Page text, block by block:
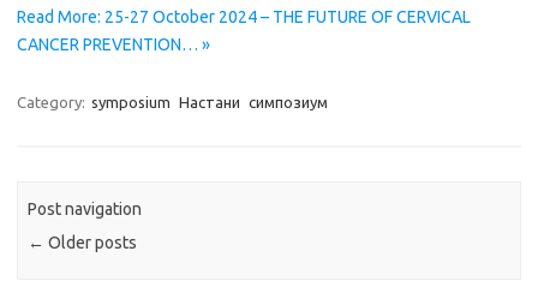
Read More: 25-27 October 2024 – THE FUTURE OF CERVICAL
CANCER PREVENTION… »
Category: symposium Настани симпозиум
Post navigation
← Older posts